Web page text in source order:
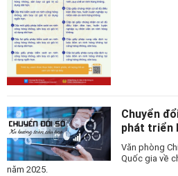
Chuyển
phát triển
Văn phòng
Quốc gia về
năm 2025.